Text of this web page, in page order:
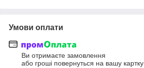
Умови оплати
Ви отримаєте замовлення
або гроші повернуться на вашу картку